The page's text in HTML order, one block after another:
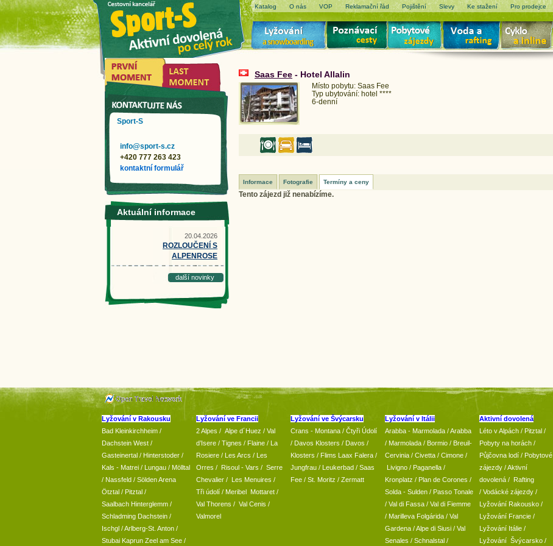
Katalog O nás VOP Reklamační řád Pojištění Slevy Ke stažení Pro prodejce
Saas Fee - Hotel Allalin
Místo pobytu: Saas Fee
Typ ubytování: hotel ****
6-denní
Informace Fotografie Termíny a ceny
Tento zájezd již nenabízíme.
Sport-S
info@sport-s.cz
+420 777 263 423
kontaktní formulář
Aktuální informace
20.04.2026
ROZLOUČENÍ S
ALPENROSE
další novinky
Lyžování v Rakousku
Bad Kleinkirchheim /
Dachstein West /
Gasteinertal / Hinterstoder /
Kals - Matrei / Lungau / Mölltal
/ Nassfeld / Sölden Arena
Ötztal / Pitztal /
Saalbach Hinterglemm /
Schladming Dachstein /
Ischgl /Arlberg-St. Anton /
Stubai Kaprun Zeel am See /
Lyžování ve Francii
2 Alpes / Alpe d´Huez / Val
d’Isere / Tignes / Flaine / La
Rosiere / Les Arcs / Les
Orres / Risoul - Vars / Serre
Chevalier / Les Menuires /
Tři údolí / Meribel Mottaret /
Val Thorens / Val Cenis /
Valmorel
Lyžování ve Švýcarsku
Crans - Montana / Čtyři Údolí
/ Davos Klosters / Davos /
Klosters / Flims Laax Falera /
Jungfrau / Leukerbad / Saas
Fee / St. Moritz / Zermatt
Lyžování v Itálii
Arabba - Marmolada /Arabba
/ Marmolada / Bormio / Breuil-
Cervinia / Civetta / Cimone /
Livigno / Paganella /
Kronplatz / Plan de Corones /
Solda - Sulden / Passo Tonale
/ Val di Fassa / Val di Fiemme
/ Marilleva Folgárida / Val
Gardena /Alpe di Siusi / Val
Senales / Schnalstal /
Aktivní dovolená
Léto v Alpách / Pitztal /
Pobyty na horách /
Půjčovna lodí / Pobytové
zájezdy /Aktivní
dovolená / Rafting
/ Vodácké zájezdy /
Lyžování Rakousko /
Lyžování Francie /
Lyžování Itálie /
Lyžování Švýcarsko /